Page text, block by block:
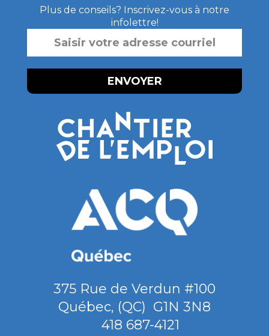
Plus de conseils? Inscrivez-vous à notre
infolettre!
VOTRE
375 Rue de Verdun #100
Québec, (QC) G1N 3N8
418 687-4121